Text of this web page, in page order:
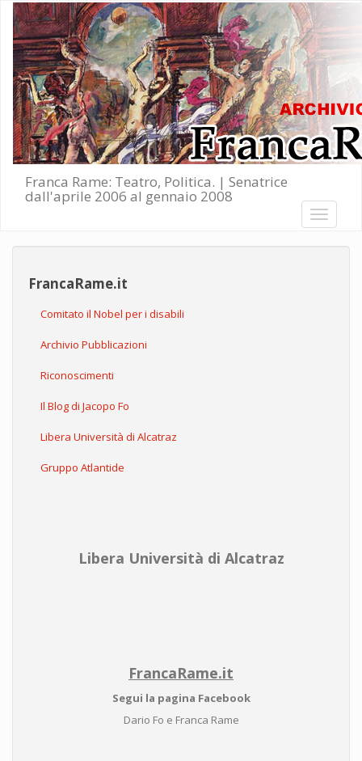
Salta al contenuto principale
Franca Rame: Teatro, Politica. | Senatrice
dall'aprile 2006 al gennaio 2008
Toggle
FrancaRame.it
Comitato il Nobel per i disabili
Archivio Pubblicazioni
Riconoscimenti
Il Blog di Jacopo Fo
Libera Università di Alcatraz
Gruppo Atlantide
Libera Università di Alcatraz
FrancaRame.it
Segui la pagina Facebook
Dario Fo e Franca Rame